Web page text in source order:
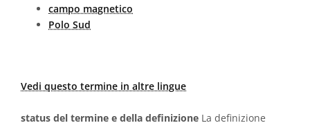
campo magnetico
Polo Sud
Vedi questo termine in altre lingue
status del termine e della definizione La definizione